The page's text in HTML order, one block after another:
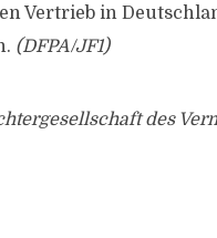
Vertrieb in
(DFPA/JF1)
des